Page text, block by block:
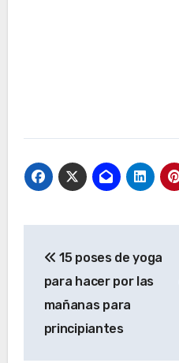
de
entradas
15 poses de yoga
para hacer por las
mañanas para
principiantes